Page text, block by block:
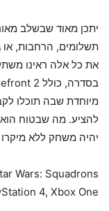
יתכן מאוד שבשלב
תשלומים, הרחבות, או
את כל אלה ראינו
מיוחדת שבה תוכלו
יהיה משחק ללא
4, Xbox One,